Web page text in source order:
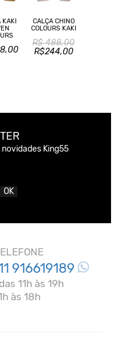
KAKI
CALÇA CHINO
COLOURS KAKI
R$ 488,00
R$244,00
King55
OK
916619189
11h às 19h
às 18h